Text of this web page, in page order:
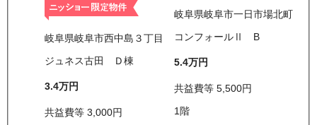
岐阜県岐阜市西中島３丁目
ジュネス古田 Ｄ棟
3.4万円
共益費等 3,000円
岐阜県岐阜市一日市場北町
コンフォールⅡ B
5.4万円
共益費等5,500円
1 階